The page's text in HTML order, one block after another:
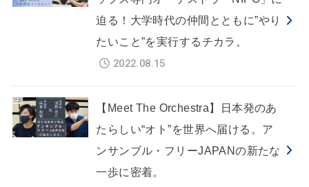
迫る！大学時代の仲間とともに”やり
たいこと”を実行するチカラ。
2022.08.15
【Meet The Orchestra】日本発のあ
たらしい“オト”を世界へ届ける。ア
ンサンブル・フリーJAPANの新たな
一歩に密着。